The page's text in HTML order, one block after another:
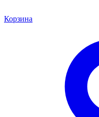
Корзина